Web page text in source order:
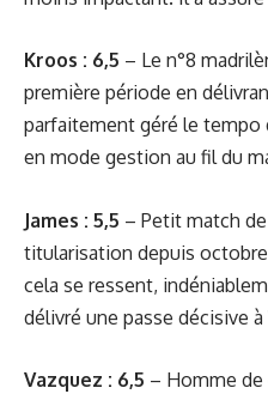
Kroos : 6,5 – Le n°8
première période en
parfaitement géré le tempo
en mode gestion au fil du
James : 5,5 – Petit match
titularisation depuis
cela se ressent,
délivré une passe décisive
Vazquez : 6,5 – Homme de